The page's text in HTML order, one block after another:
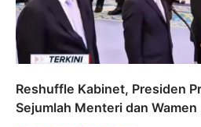
Reshuffle Kabinet, Presiden
Sejumlah Menteri dan Wamen